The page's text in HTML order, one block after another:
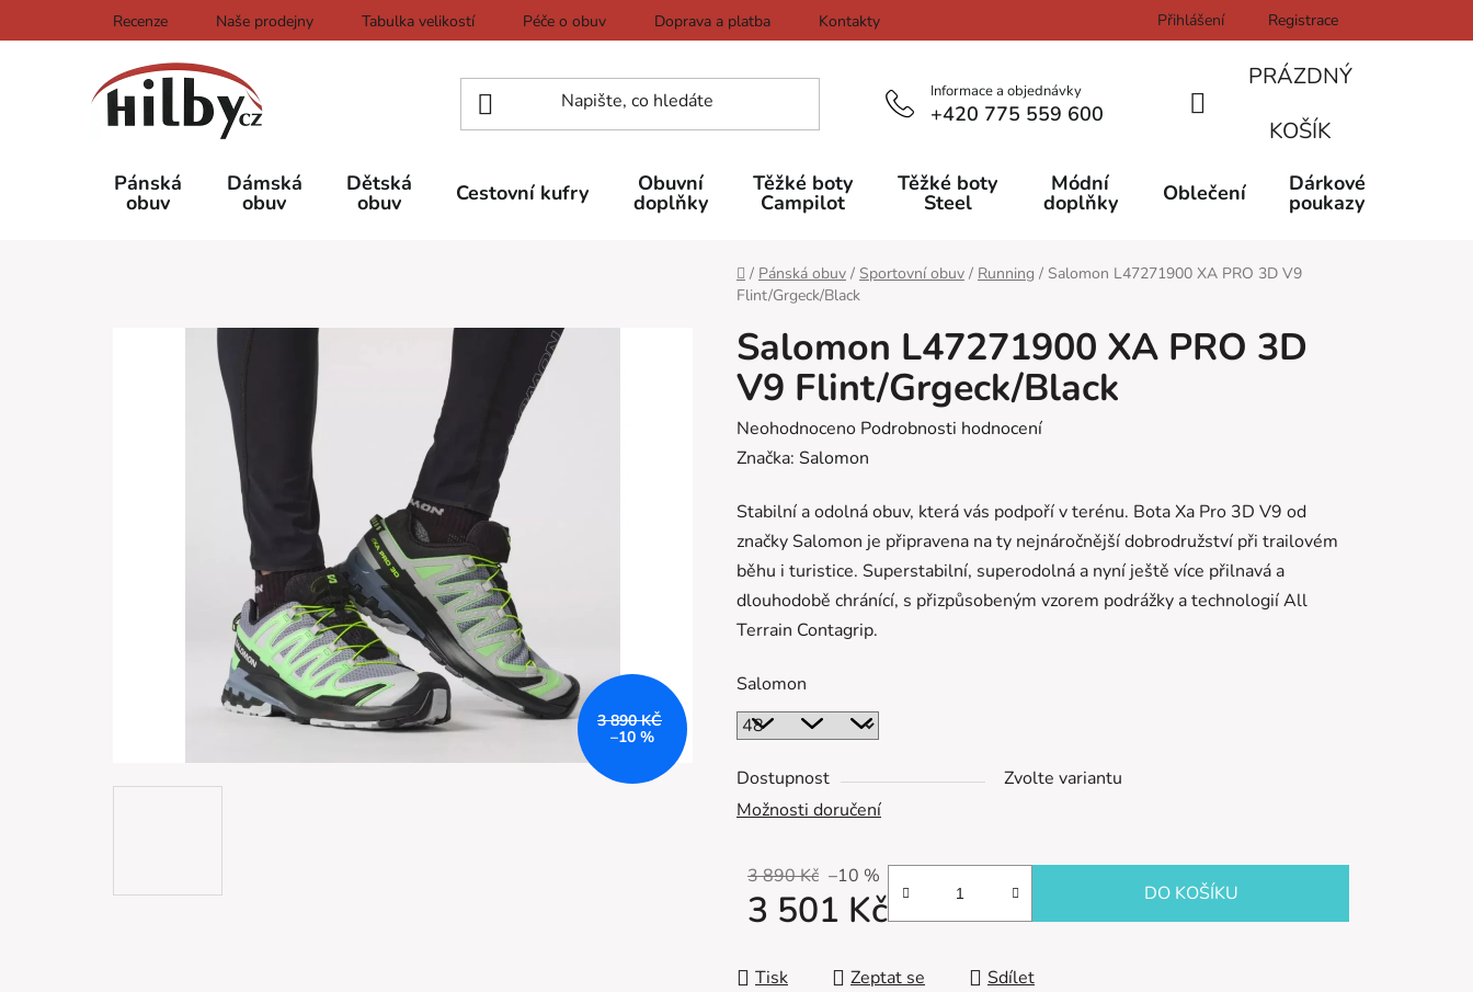
na
Recenze Naše prodejny Tabulka velikostí Péče o obuv Doprava a platba Kontakty Přihlášení Registrace
Informace a objednávky
+420 775 559 600
NÁKUPNÍ
KOŠÍK
PRÁZDNÝ
KOŠÍK
Pánská
obuv
Dámská
obuv
Dětská
obuv Cestovní kufry Obuvní
doplňky
Těžké boty
Campilot
Těžké boty
Steel
Módní
doplňky Oblečení Dárkové
poukazy
Domů
/ Pánská obuv / Sportovní obuv / Running / Salomon L47271900 XA PRO 3D V9
Flint/Grgeck/Black
Salomon L47271900 XA PRO 3D
V9 Flint/Grgeck/Black
Průměrné
hodnocení
je
0,0
z
5
hvězdiček.
Neohodnoceno Podrobnosti hodnocení
Značka: Salomon
Stabilní a odolná obuv, která vás podpoří v terénu. Bota Xa Pro 3D V9 od
značky Salomon je připravena na ty nejnáročnější dobrodružství při trailovém
běhu i turistice. Superstabilní, superodolná a nyní ještě více přilnavá a
dlouhodobě chránící, s přizpůsobeným vzorem podrážky a technologií All
Terrain Contagrip.
Salomon
Dostupnost
Zvolte variantu
Možnosti doručení
3 890 Kč –10 %
3 501 Kč DO KOŠÍKU
Tisk Zeptat se Sdílet
3 890 KČ
–10 %